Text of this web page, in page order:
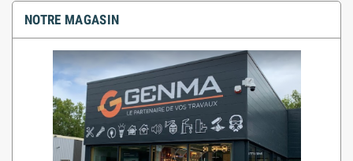
NOTRE MAGASIN